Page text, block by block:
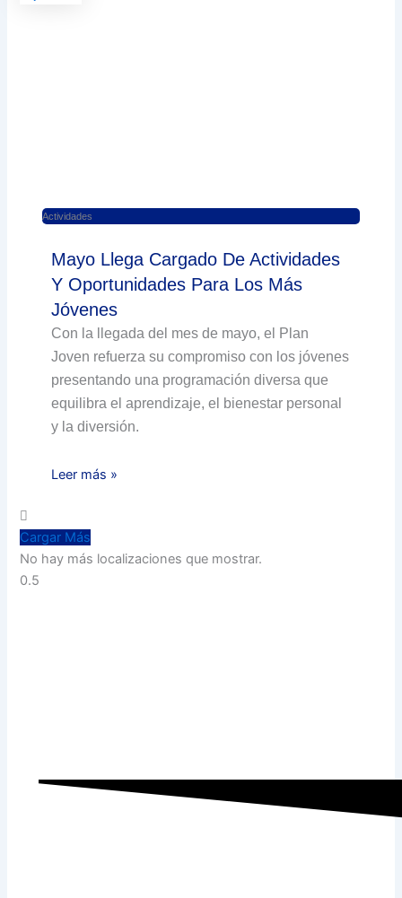
Actividades
Mayo Llega Cargado De Actividades
Y Oportunidades Para Los Más
Jóvenes
Con la llegada del mes de mayo, el Plan
Joven refuerza su compromiso con los jóvenes
presentando una programación diversa que
equilibra el aprendizaje, el bienestar personal
y la diversión.
Leer más »
Cargar Más
No hay más localizaciones que mostrar.